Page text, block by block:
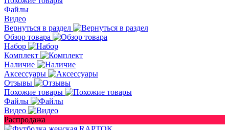
Файлы
Видео
Вернуться в раздел
Обзор товара
Набор
Комплект
Наличие
Аксессуары
Отзывы
Похожие товары
Файлы
Видео
Распродажа